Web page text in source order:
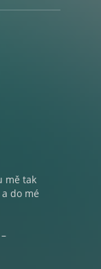
mě tak
do mé